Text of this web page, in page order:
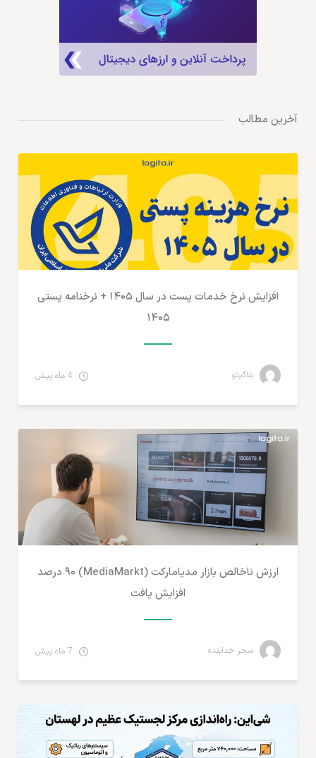
آخرین مطالب
افزایش نرخ خدمات پست در سال ۱۴۰۵ + نرخنامه پستی
۱۴۰۵
بلاگیتو
آمارهای تجارت الکترونیک
ارزش ناخالص بازار مدیامارکت (MediaMarkt) ۹۰ درصد
افزایش یافت
سحر خدابنده
مطالب لجستیک و خدمات پستی